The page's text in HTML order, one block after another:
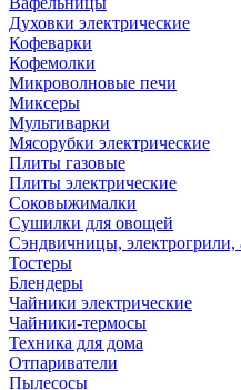
Духовки электрические
Кофеварки
Кофемолки
Микроволновые печи
Миксеры
Мультиварки
Мясорубки электрические
Плиты газовые
Плиты электрические
Соковыжималки
Сушилки для овощей
Сэндвичницы, электрогрили,
Тостеры
Блендеры
Чайники электрические
Чайники-термосы
Техника для дома
Отпариватели
Пылесосы